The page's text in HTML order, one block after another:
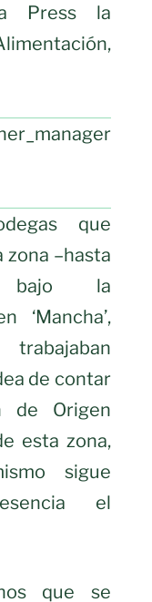
Press la
que
zona –hasta
bajo la
‘Mancha’,
trabajaban
de contar
de Origen
esta zona,
sigue
el
que se